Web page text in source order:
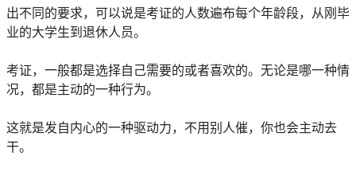
出不同的要求，可以说是考证的人数遍布每个年龄段，从刚毕
业的大学生到退休人员。
考证，一般都是选择自己需要的或者喜欢的。无论是哪一种情
况，都是主动的一种行为。
这就是发自内心的一种驱动力，不用别人催，你也会主动去
干。